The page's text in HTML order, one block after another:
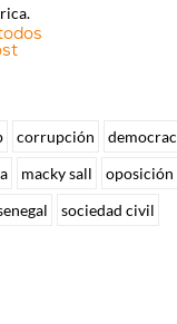
corrupción
macky sall
sociedad civil